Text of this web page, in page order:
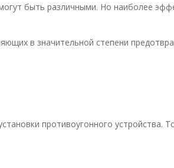
быть различными. Но наиболее
в значительной степени
противоугонного устройства.